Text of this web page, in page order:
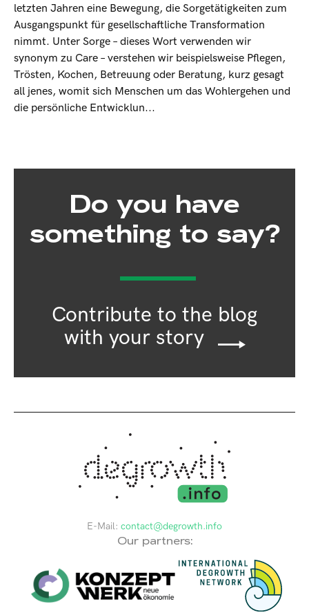
letzten Jahren eine Bewegung, die Sorgetätigkeiten zum
Ausgangspunkt für gesellschaftliche Transformation
nimmt. Unter Sorge – dieses Wort verwenden wir
synonym zu Care – verstehen wir beispielsweise Pflegen,
Trösten, Kochen, Betreuung oder Beratung, kurz gesagt
all jenes, womit sich Menschen um das Wohlergehen und
die persönliche Entwicklun...
Do you have
something to say?
Contribute to the blog
with your story
E-Mail: contact@degrowth.info
Our partners: